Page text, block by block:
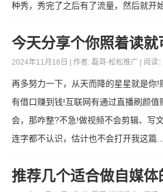
种秀，秀完了之后有了流量，然后就开
今天分享个你照着读
2024年11月16日 | 作者: 磊哥-松松推广 | 阅读
再多努力一下，从天而降的星星就是你
有借口赚到钱!互联网有通过直播刷颜
会，那咋整?不急!做视频不会剪辑、写
连字都不认识，估计也不会打开我这篇
推荐几个适合做自媒体